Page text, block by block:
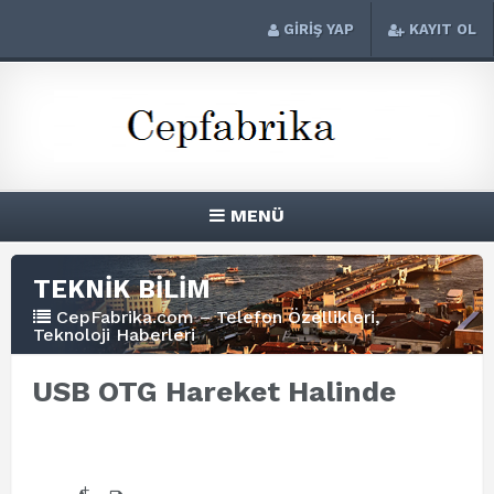
GİRİŞ YAP KAYIT OL
MENÜ
TEKNİK BİLİM
CepFabrika.com – Telefon Özellikleri,
Teknoloji Haberleri
USB OTG Hareket Halinde
+